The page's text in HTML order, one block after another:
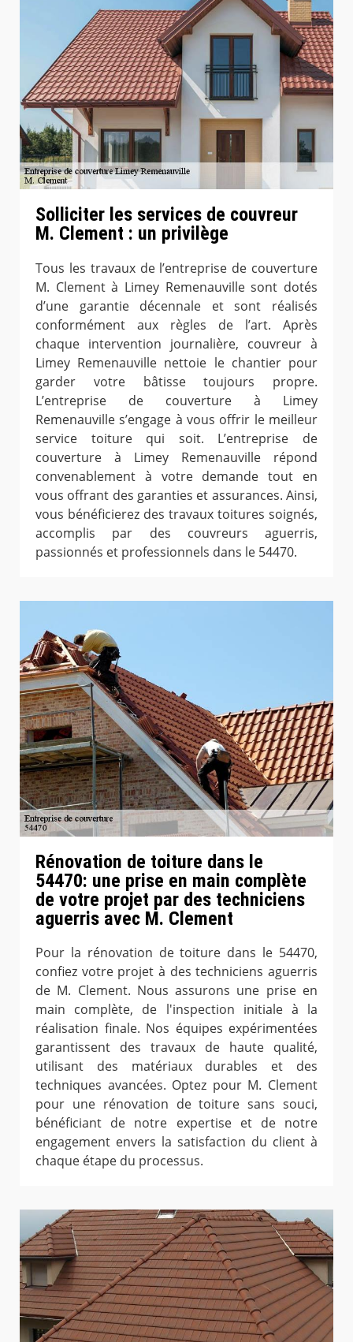
Solliciter les services de couvreur
M. Clement : un privilège
Tous les travaux de l’entreprise de couverture
M. Clement à Limey Remenauville sont dotés
d’une garantie décennale et sont réalisés
conformément aux règles de l’art. Après
chaque intervention journalière, couvreur à
Limey Remenauville nettoie le chantier pour
garder votre bâtisse toujours propre.
L’entreprise de couverture à Limey
Remenauville s’engage à vous offrir le meilleur
service toiture qui soit. L’entreprise de
couverture à Limey Remenauville répond
convenablement à votre demande tout en
vous offrant des garanties et assurances. Ainsi,
vous bénéficierez des travaux toitures soignés,
accomplis par des couvreurs aguerris,
passionnés et professionnels dans le 54470.
Rénovation de toiture dans le
54470: une prise en main complète
de votre projet par des techniciens
aguerris avec M. Clement
Pour la rénovation de toiture dans le 54470,
confiez votre projet à des techniciens aguerris
de M. Clement. Nous assurons une prise en
main complète, de l'inspection initiale à la
réalisation finale. Nos équipes expérimentées
garantissent des travaux de haute qualité,
utilisant des matériaux durables et des
techniques avancées. Optez pour M. Clement
pour une rénovation de toiture sans souci,
bénéficiant de notre expertise et de notre
engagement envers la satisfaction du client à
chaque étape du processus.